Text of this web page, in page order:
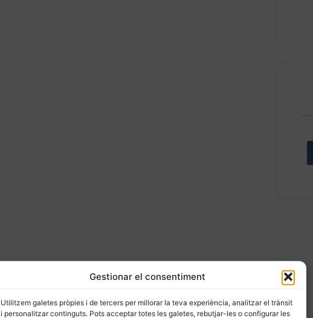
Gestionar el consentiment
Utilitzem galetes pròpies i de tercers per millorar la teva experiència, analitzar el trànsit
i personalitzar continguts. Pots acceptar totes les galetes, rebutjar-les o configurar les